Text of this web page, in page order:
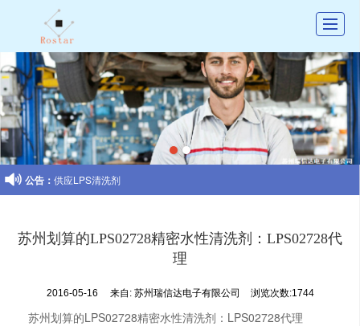
首页
公司介绍
产品展示
新闻动态
图库展示
留言反馈
 公告： 供应LPS清洗剂
苏州划算的LPS02728精密水性清洗剂：LPS02728代
理
2016-05-16 来自: 苏州瑞信达电子有限公司 浏览次数:1744
苏州划算的LPS02728精密水性清洗剂：LPS02728代理